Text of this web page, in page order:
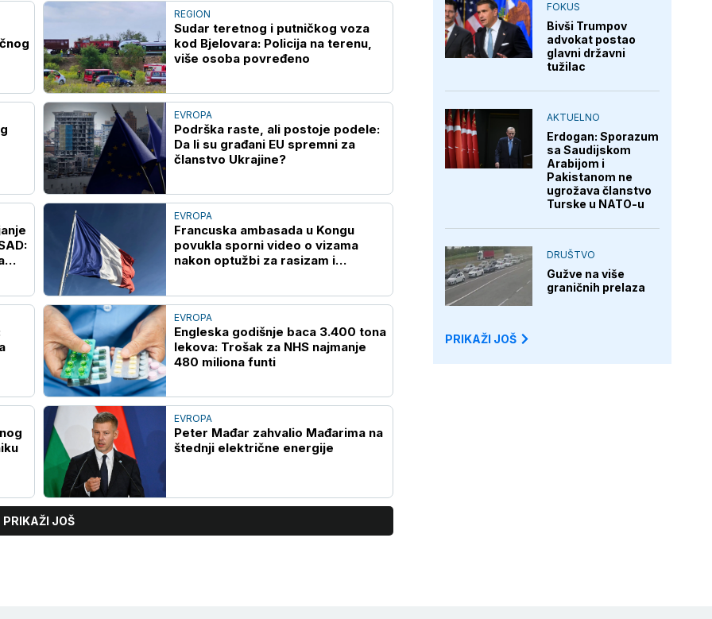
REGION
Sudar teretnog i putničkog voza
kod Bjelovara: Policija na terenu,
više osoba povređeno
EVROPA
Podrška raste, ali postoje podele:
Da li su građani EU spremni za
članstvo Ukrajine?
EVROPA
Francuska ambasada u Kongu
povukla sporni video o vizama
nakon optužbi za rasizam i
EVROPA
Engleska godišnje baca 3.400 tona
lekova: Trošak za NHS najmanje
480 miliona funti
EVROPA
Peter Mađar zahvalio Mađarima na
štednji električne energije
PRIKAŽI JOŠ
FOKUS
Bivši Trumpov
advokat postao
glavni državni
tužilac
AKTUELNO
Erdogan: Sporazum
sa Saudijskom
Arabijom i
Pakistanom ne
ugrožava članstvo
Turske u NATO-u
DRUŠTVO
Gužve na više
graničnih prelaza
PRIKAŽI JOŠ